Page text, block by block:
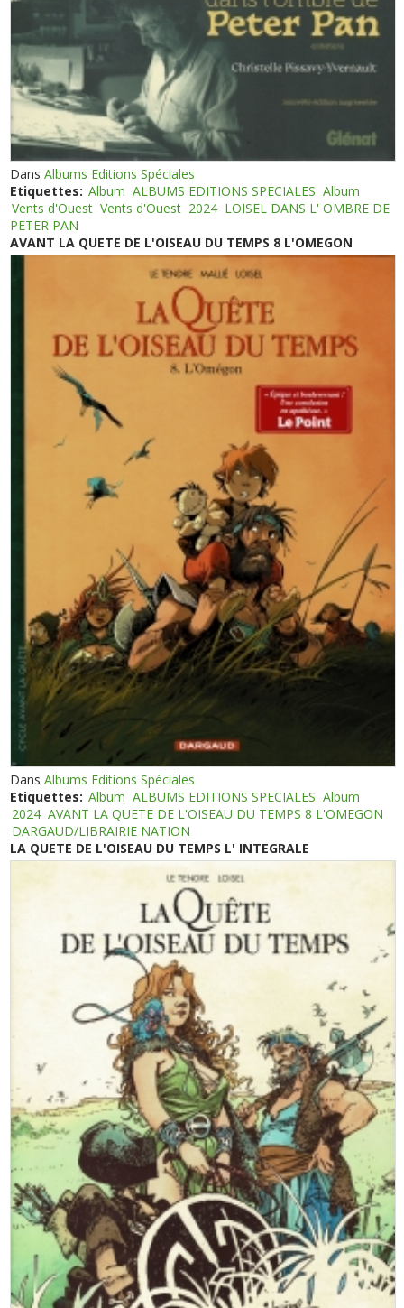
DansAlbums Editions Spéciales
Etiquettes: Album ALBUMS EDITIONS SPECIALES Album
Vents d'Ouest Vents d'Ouest 2024 LOISEL DANS L' OMBRE DE
PETER PAN
AVANT LA QUETE DE L'OISEAU DU TEMPS 8 L'OMEGON
DansAlbums Editions Spéciales
Etiquettes: Album ALBUMS EDITIONS SPECIALES Album
2024 AVANT LA QUETE DE L'OISEAU DU TEMPS 8 L'OMEGON
DARGAUD/LIBRAIRIE NATION
LA QUETE DE L'OISEAU DU TEMPS L' INTEGRALE